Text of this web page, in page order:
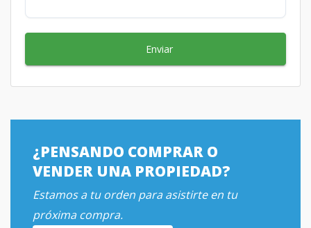
Enviar
¿PENSANDO COMPRAR O
VENDER UNA PROPIEDAD?
Estamos a tu orden para asistirte en tu
próxima compra.